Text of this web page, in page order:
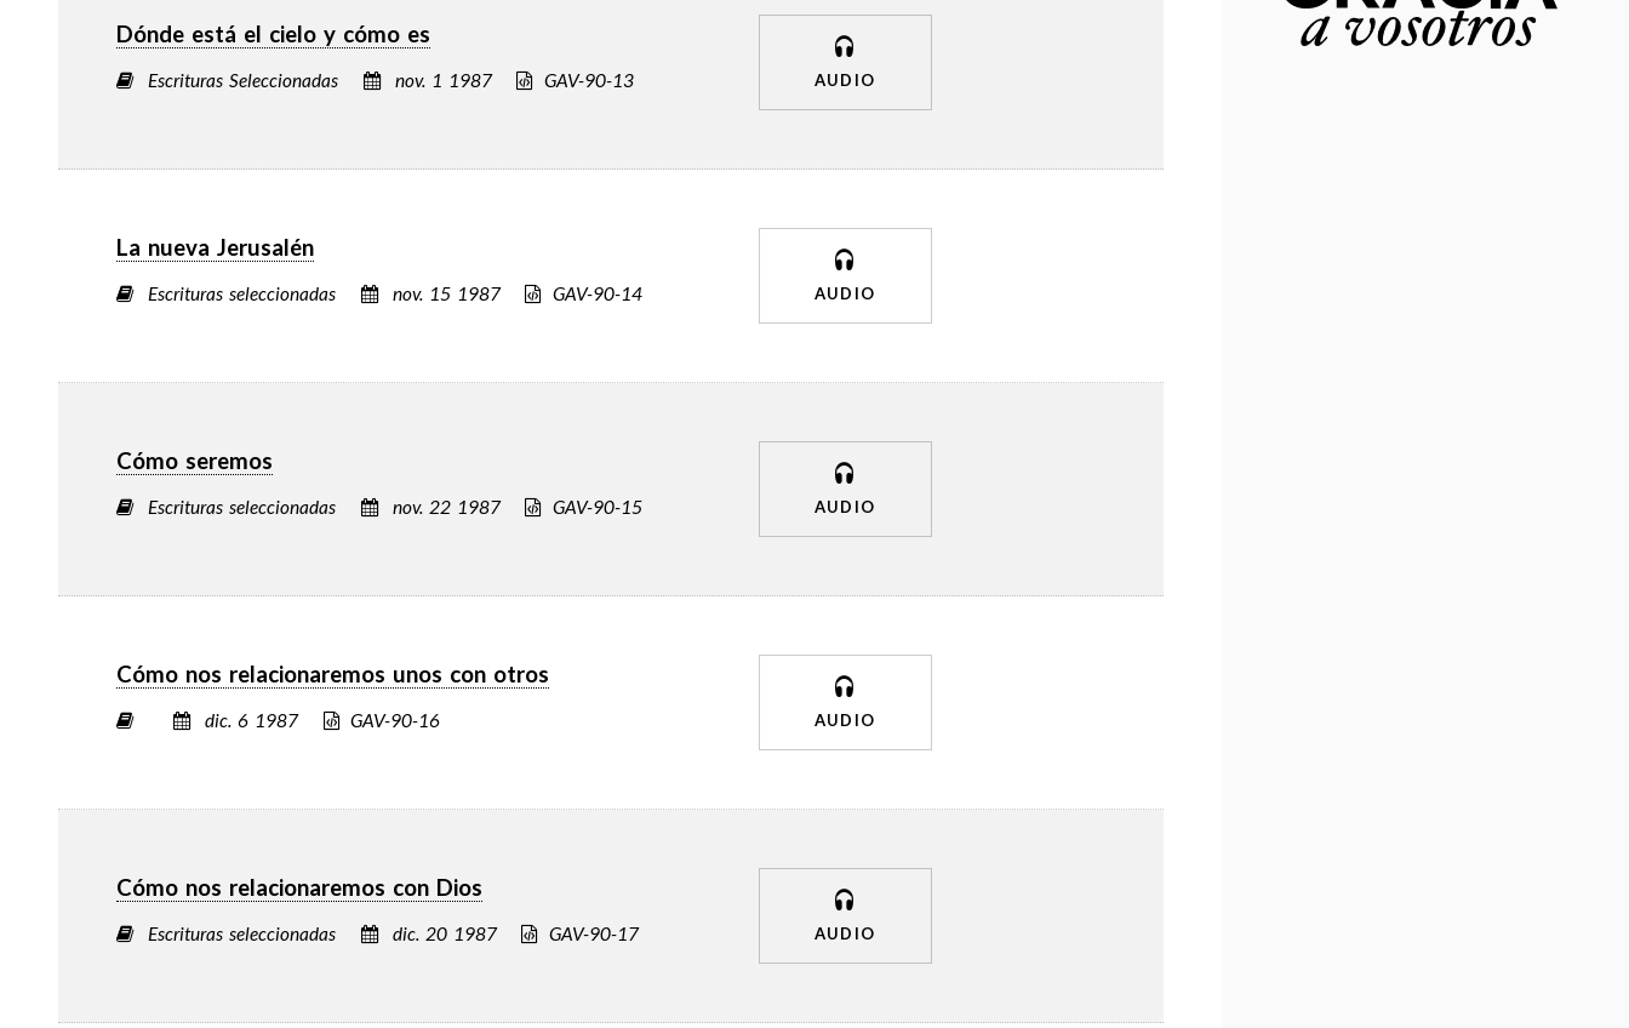
Dónde está el cielo y cómo es
Escrituras Seleccionadas nov. 1 1987 GAV-90-13 AUDIO
La nueva Jerusalén
Escrituras seleccionadas nov. 15 1987 GAV-90-14 AUDIO
Cómo seremos
Escrituras seleccionadas nov. 22 1987 GAV-90-15 AUDIO
Cómo nos relacionaremos unos con otros
dic. 6 1987 GAV-90-16 AUDIO
Cómo nos relacionaremos con Dios
Escrituras seleccionadas dic. 20 1987 GAV-90-17 AUDIO